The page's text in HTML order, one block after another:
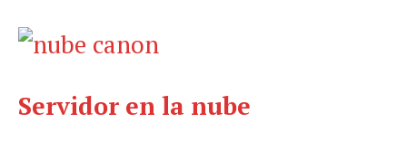
Servidor en la nube